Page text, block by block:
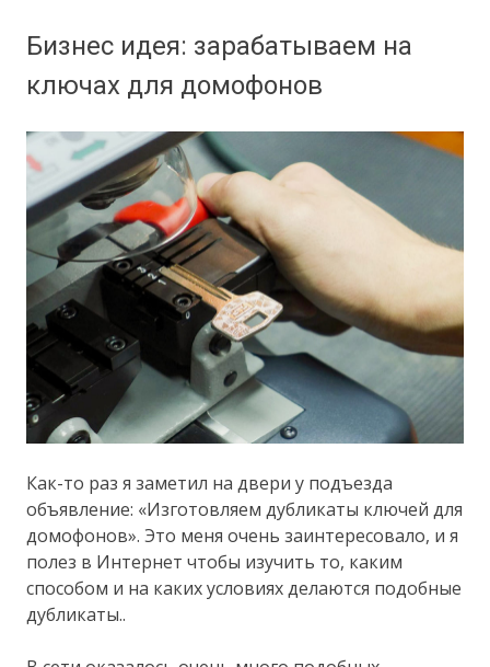
Бизнес идея: зарабатываем на
ключах для домофонов
Как-то раз я заметил на двери у подъезда
объявление: «Изготовляем дубликаты ключей для
домофонов». Это меня очень заинтересовало, и я
полез в Интернет чтобы изучить то, каким
способом и на каких условиях делаются подобные
дубликаты..